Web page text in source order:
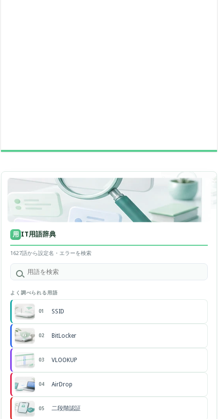
用 IT用語辞典
1627語から設定名・エラーを検索
よく調べられる用語
01 SSID
02 BitLocker
03 VLOOKUP
04 AirDrop
05 二段階認証